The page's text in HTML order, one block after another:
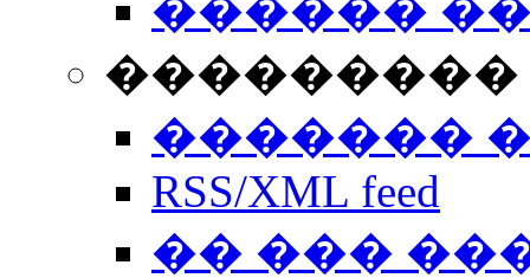
���������
�������
RSS/XML feed
�� ���